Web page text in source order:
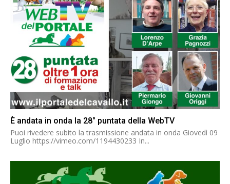
È andata in onda la 28° puntata della WebTV
Puoi rivedere subito la trasmissione andata in onda Giovedì 09
Luglio https://vimeo.com/1194430233 In...